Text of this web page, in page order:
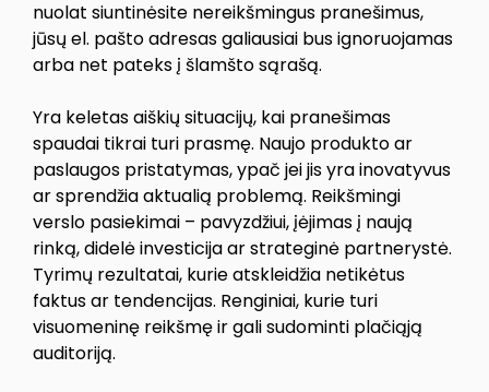
nuolat siuntinėsite nereikšmingus pranešimus,
jūsų el. pašto adresas galiausiai bus ignoruojamas
arba net pateks į šlamšto sąrašą.
Yra keletas aiškių situacijų, kai pranešimas
spaudai tikrai turi prasmę. Naujo produkto ar
paslaugos pristatymas, ypač jei jis yra inovatyvus
ar sprendžia aktualią problemą. Reikšmingi
verslo pasiekimai – pavyzdžiui, įėjimas į naują
rinką, didelė investicija ar strateginė partnerystė.
Tyrimų rezultatai, kurie atskleidžia netikėtus
faktus ar tendencijas. Renginiai, kurie turi
visuomeninę reikšmę ir gali sudominti plačiąją
auditoriją.